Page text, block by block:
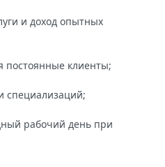
и доход опытных
постоянные клиенты;
специализаций;
рабочий день при